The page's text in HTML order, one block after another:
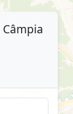
Câmpia